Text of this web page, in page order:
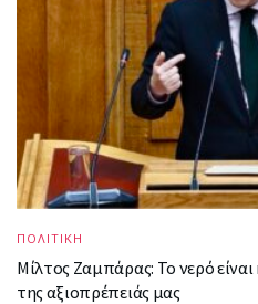
ΠΟΛΙΤΙΚΗ
Μίλτος Ζαμπάρας: Το νερό
της αξιοπρέπειάς μας